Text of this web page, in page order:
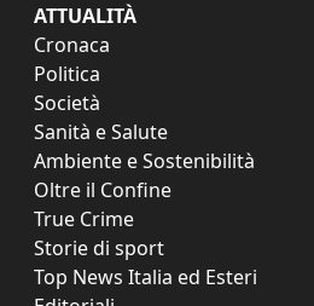
ATTUALITÀ
Cronaca
Politica
Società
Sanità e Salute
Ambiente e Sostenibilità
Oltre il Confine
True Crime
Storie di sport
Top News Italia ed Esteri